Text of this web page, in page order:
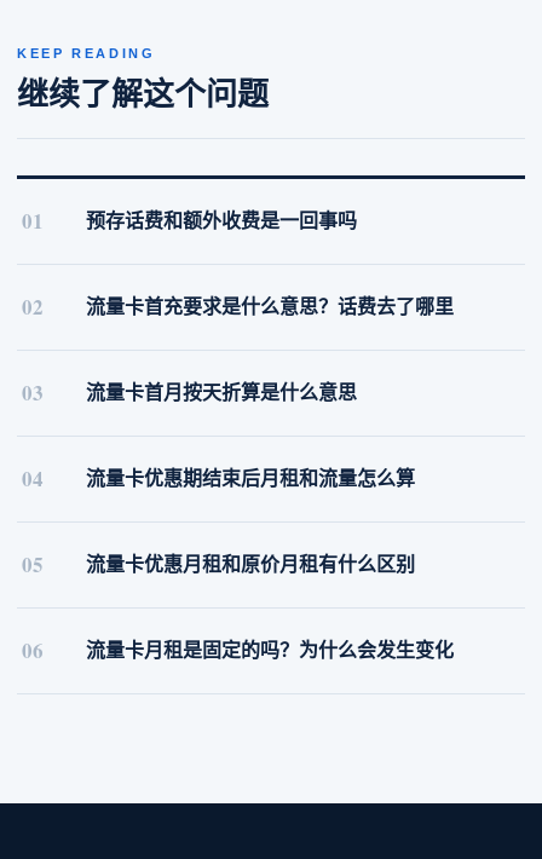
KEEP READING
继续了解这个问题
01 预存话费和额外收费是一回事吗
02 流量卡首充要求是什么意思？话费去了哪里
03 流量卡首月按天折算是什么意思
04 流量卡优惠期结束后月租和流量怎么算
05 流量卡优惠月租和原价月租有什么区别
06 流量卡月租是固定的吗？为什么会发生变化